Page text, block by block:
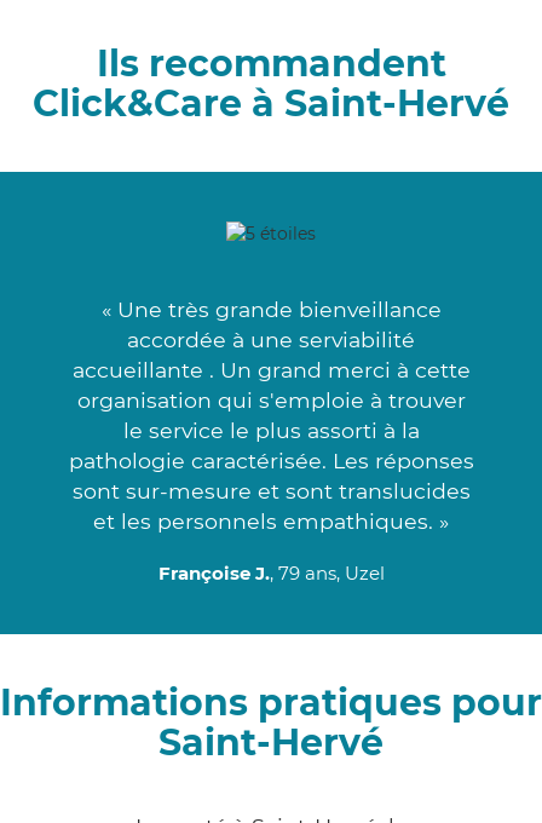
Ils recommandent
Click&Care à Saint-Hervé
« Une très grande bienveillance
accordée à une serviabilité
accueillante . Un grand merci à cette
organisation qui s'emploie à trouver
le service le plus assorti à la
pathologie caractérisée. Les réponses
sont sur-mesure et sont translucides
et les personnels empathiques. »
Françoise J., 79 ans, Uzel
Informations pratiques pour
Saint-Hervé